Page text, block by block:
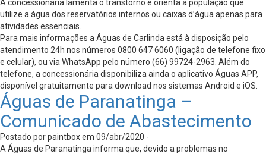
A concessionária lamenta o transtorno e orienta a população que
utilize a água dos reservatórios internos ou caixas d’água apenas para
atividades essenciais.
Para mais informações a Águas de Carlinda está à disposição pelo
atendimento 24h nos números 0800 647 6060 (ligação de telefone fixo
e celular), ou via WhatsApp pelo número (66) 99724-2963. Além do
telefone, a concessionária disponibiliza ainda o aplicativo Águas APP,
disponível gratuitamente para download nos sistemas Android e iOS.
Águas de Paranatinga –
Comunicado de Abastecimento
Postado por paintbox em 09/abr/2020 -
A Águas de Paranatinga informa que, devido a problemas no